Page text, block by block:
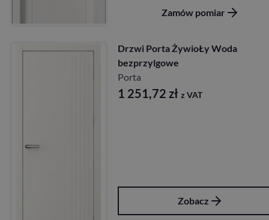
Zamów pomiar
Drzwi Porta ŻywioŁy Woda
bezprzylgowe
Porta
1 251,72 zł z VAT
Zobacz